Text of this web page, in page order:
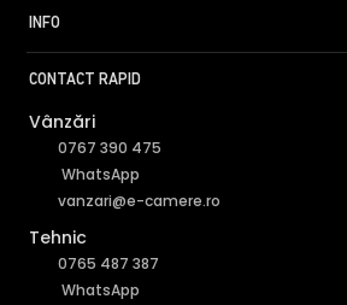
INFO
CONTACT RAPID
Vânzări
0767 390 475
WhatsApp
vanzari@e-camere.ro
Tehnic
0765 487 387
WhatsApp